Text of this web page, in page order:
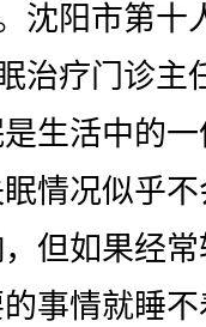
沈阳市第十
治疗门诊主
生活中的
情况似乎
但如果经
事情就睡